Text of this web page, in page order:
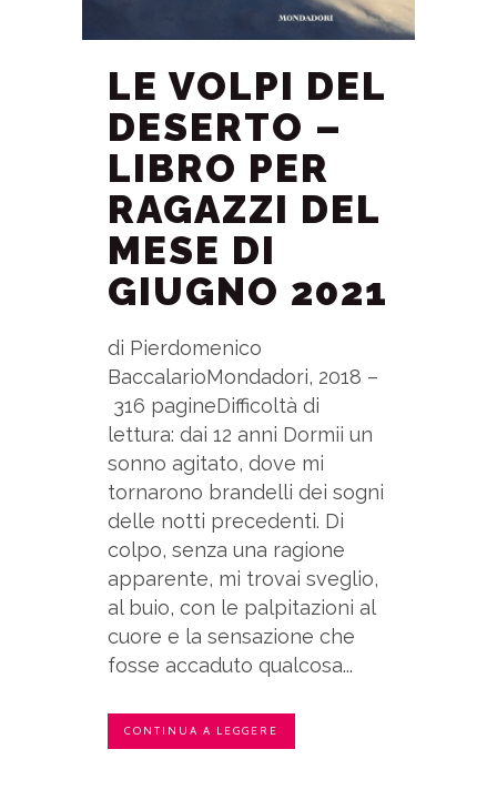
LE VOLPI DEL
DESERTO –
LIBRO PER
RAGAZZI DEL
MESE DI
GIUGNO 2021
di Pierdomenico
BaccalarioMondadori, 2018 –
316 pagineDifficoltà di
lettura: dai 12 anni Dormii un
sonno agitato, dove mi
tornarono brandelli dei sogni
delle notti precedenti. Di
colpo, senza una ragione
apparente, mi trovai sveglio,
al buio, con le palpitazioni al
cuore e la sensazione che
fosse accaduto qualcosa...
CONTINUA A LEGGERE